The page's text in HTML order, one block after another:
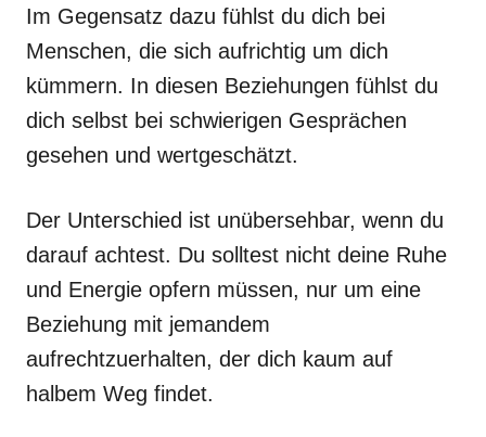
Im Gegensatz dazu fühlst du dich bei
Menschen, die sich aufrichtig um dich
kümmern. In diesen Beziehungen fühlst du
dich selbst bei schwierigen Gesprächen
gesehen und wertgeschätzt.
Der Unterschied ist unübersehbar, wenn du
darauf achtest. Du solltest nicht deine Ruhe
und Energie opfern müssen, nur um eine
Beziehung mit jemandem
aufrechtzuerhalten, der dich kaum auf
halbem Weg findet.